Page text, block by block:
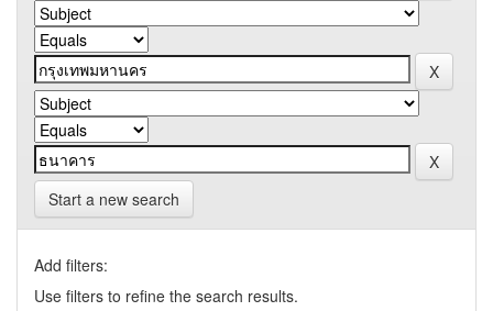
Start a new search
Add filters:
Use filters to refine the search results.